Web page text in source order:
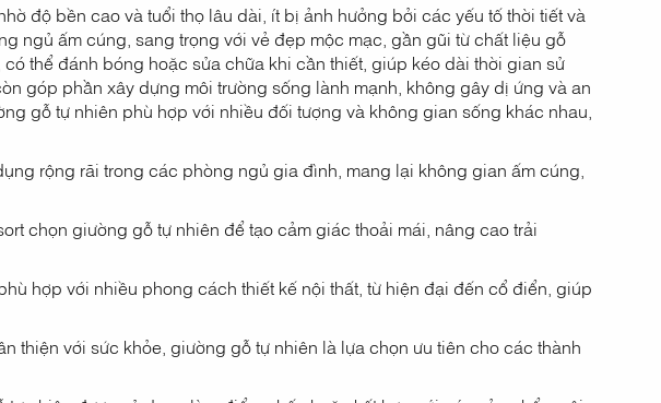
độ bền cao và tuổi thọ lâu dài, ít bị ảnh hưởng bởi các yếu tố thời tiết và
ngủ ấm cúng, sang trọng với vẻ đẹp mộc mạc, gần gũi từ chất liệu gỗ
thể đánh bóng hoặc sửa chữa khi cần thiết, giúp kéo dài thời gian sử
góp phần xây dựng môi trường sống lành mạnh, không gây dị ứng và an
gỗ tự nhiên phù hợp với nhiều đối tượng và không gian sống khác nhau,
rộng rãi trong các phòng ngủ gia đình, mang lại không gian ấm cúng,
chọn giường gỗ tự nhiên để tạo cảm giác thoải mái, nâng cao trải
hợp với nhiều phong cách thiết kế nội thất, từ hiện đại đến cổ điển, giúp
thiện với sức khỏe, giường gỗ tự nhiên là lựa chọn ưu tiên cho các thành